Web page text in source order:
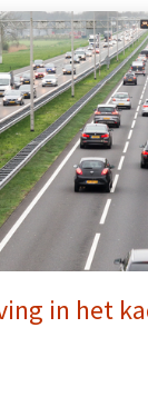
in het